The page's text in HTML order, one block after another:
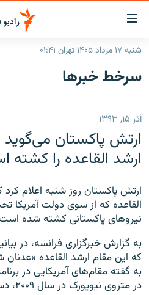
لینک‌های
قابلیت
دسترسی
بازگشت
اصلی
رفتن
صفحه
ایران
رادیو
انتخاب کنید و بشنوید
فرکانس‌ها
پادکست
گزارش‌های تصویری
گزارش‌های ویدئویی
زنان فردا
English
به ما بپیوندید
شنبه ۱۷ مرداد ۱۴۰۵ تهران ۰۱:۴۱
سرخط‌ خبرها
آذر ۱۵, ۱۳۹۳
ارتش پاکستان
ارشد القاعده را کشته
ارتش پاکستان روز شنبه اعلام
القاعده که از سوی دولت آمریکا
نیروهای پاکستانی کشته شده
به گزارش خبرگزاری فرانسه، در
که این مقام ارشد القاعده
به گفته مقام‌های آمریکایی در
در متروی نیویورک در سال ۲۰۰۹، دست داشته است.